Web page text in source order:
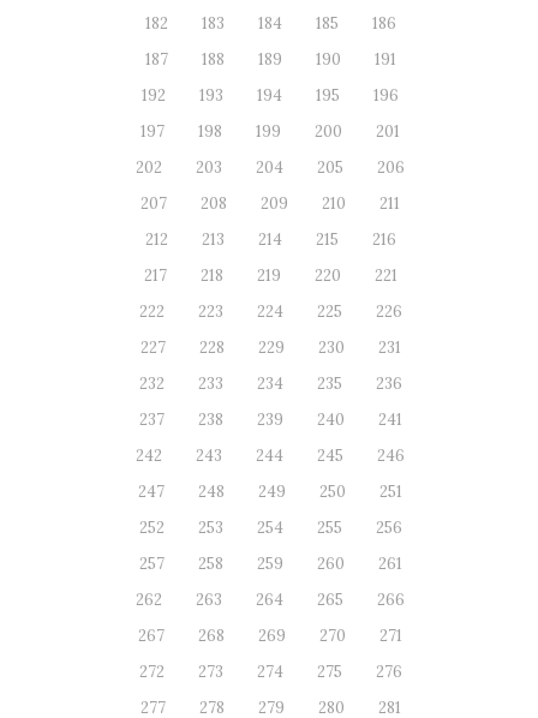
182
183 184 185
186
187
188 189 190
191
192
193 194 195
196
197
198 199 200
201
202
203 204 205
206
207
208 209 210
211
212
213 214 215
216
217
218 219 220
221
222
223 224 225
226
227
228 229 230
231
232
233 234 235
236
237
238 239 240
241
242
243 244 245
246
247
248 249 250
251
252
253 254 255
256
257
258 259 260
261
262
263 264 265
266
267
268 269 270
271
272
273 274 275
276
277
278 279 280
281